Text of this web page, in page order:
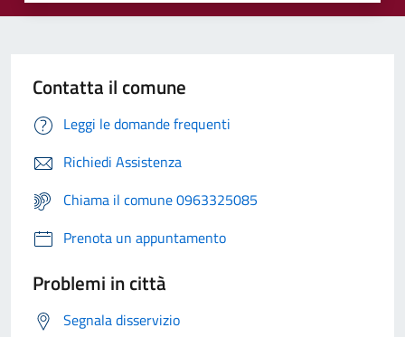
Contatta il comune
Leggi le domande frequenti
Richiedi Assistenza
Chiama il comune 0963325085
Prenota un appuntamento
Problemi in città
Segnala disservizio